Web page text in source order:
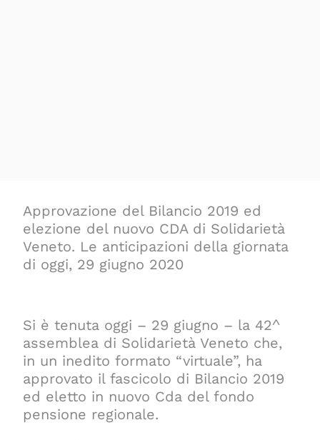
Approvazione del Bilancio 2019 ed
elezione del nuovo CDA di Solidarietà
Veneto. Le anticipazioni della giornata
di oggi, 29 giugno 2020
Si è tenuta oggi – 29 giugno – la 42^
assemblea di Solidarietà Veneto che,
in un inedito formato “virtuale”, ha
approvato il fascicolo di Bilancio 2019
ed eletto in nuovo Cda del fondo
pensione regionale.